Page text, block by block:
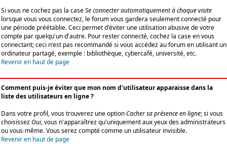
Si vous ne cochez pas la caseSe connecter automatiquement à chaque visite
lorsque vous vous connectez, le forum vous gardera seulement connecté pour
une période préétablie. Ceci permet d'éviter une utilisation abusive de votre
compte par quelqu'un d'autre. Pour rester connecté, cochez la case en vous
connectant; ceci n'est pas recommandé si vous accédez au forum en utilisant un
ordinateur partagé, exemple : bibliothèque, cybercafé, université, etc.
Revenir en haut de page
Comment puis-je éviter que mon nom d'utilisateur apparaisse dans la
liste des utilisateurs en ligne ?
Dans votre profil, vous trouverez une optionCacher sa présence en ligne; si vous
choisissezOui, vous n'apparaîtrez qu'uniquement aux yeux des administrateurs
ou vous-même. Vous serez compté comme un utilisateur invisible.
Revenir en haut de page